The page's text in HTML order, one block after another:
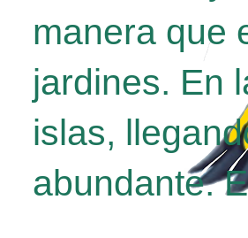
manera que
jardines. En
islas,
abundante.